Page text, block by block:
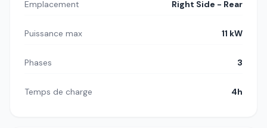
Emplacement Right Side - Rear
Puissance max 11 kW
Phases 3
Temps de charge 4h